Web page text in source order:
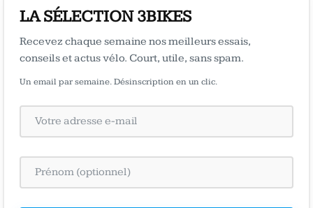
LA SÉLECTION 3BIKES
Recevez chaque semaine nos meilleurs essais,
conseils et actus vélo. Court, utile, sans spam.
Un email par semaine. Désinscription en un clic.